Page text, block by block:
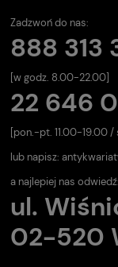
Zadzwoń do nas:
888 313
[w godz. 8.00-22.00]
22 646
[pon.-pt. 11.00-19.00 /
lub napisz:
a najlepiej nas odwiedź:
ul.
02-520